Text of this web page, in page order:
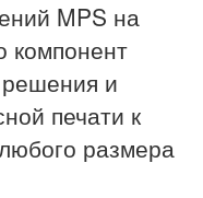
MPS на
компонент
решения и
печати к
размера